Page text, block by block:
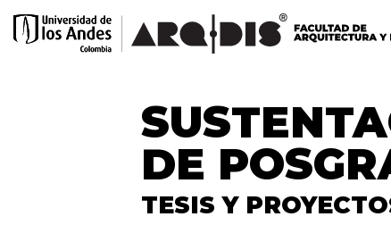
DE
TESIS Y